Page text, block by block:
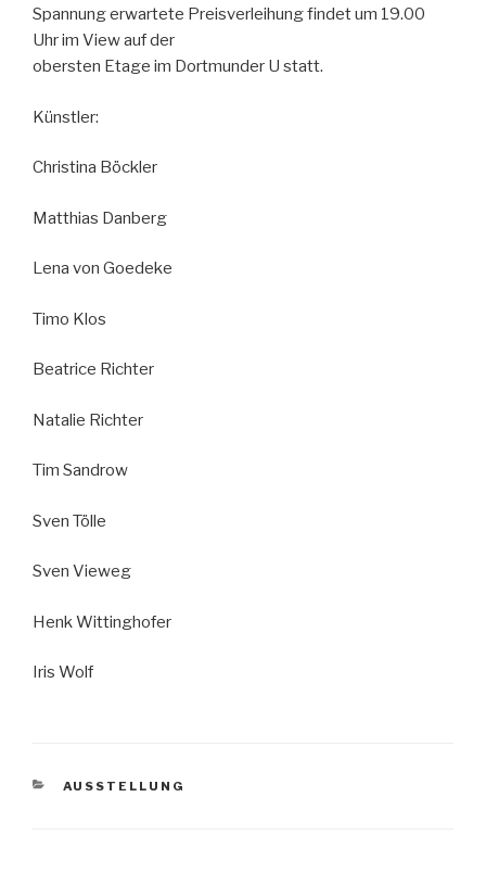
Spannung erwartete Preisverleihung findet um 19.00
Uhr im View auf der
obersten Etage im Dortmunder U statt.
Künstler:
Christina Böckler
Matthias Danberg
Lena von Goedeke
Timo Klos
Beatrice Richter
Natalie Richter
Tim Sandrow
Sven Tölle
Sven Vieweg
Henk Wittinghofer
Iris Wolf
KATEGORIEN
AUSSTELLUNG